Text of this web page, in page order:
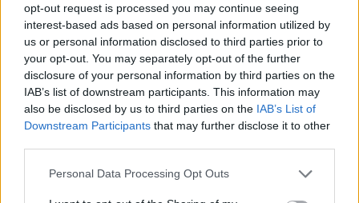
opt-out request is processed you may continue seeing
interest-based ads based on personal information utilized by
us or personal information disclosed to third parties prior to
your opt-out. You may separately opt-out of the further
disclosure of your personal information by third parties on the
IAB’s list of downstream participants. This information may
also be disclosed by us to third parties on the IAB’s List of
Downstream Participants that may further disclose it to other
Personal Data Processing Opt Outs
Tα Τζιμάνια, η σειρά που έχει